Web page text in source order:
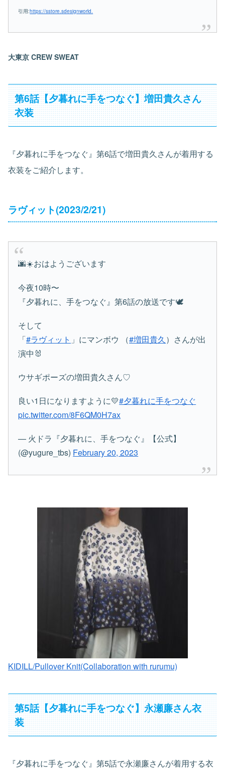
引用:https://sstore.sdesignworld.
大東京 CREW SWEAT
第6話【夕暮れに手をつなぐ】増田貴久さん
衣装
『夕暮れに手をつなぐ』第6話で増田貴久さんが着用する
衣装をご紹介します。
ラヴィット(2023/2/21)
🌆☀️おはようございます
今夜10時〜
『夕暮れに、手をつなぐ』第6話の放送です🕊
そして
「#ラヴィット 」にマンボウ （#増田貴久）さんが出
演中🐰
ウサギポーズの増田貴久さん♡
良い1日になりますように💛#夕暮れに手をつなぐ
pic.twitter.com/8F6QM0H7ax
— 火ドラ『夕暮れに、手をつなぐ』【公式】
(@yugure_tbs) February 20, 2023
KIDILL/Pullover Knit(Collaboration with rurumu)
第5話【夕暮れに手をつなぐ】永瀬廉さん衣
装
『夕暮れに手をつなぐ』第5話で永瀬廉さんが着用する衣